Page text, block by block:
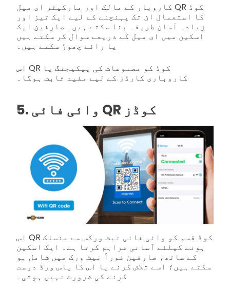
کاروبار کے مالک اور مارکیٹر ای میل QR کوڈ
کا استعمال ان تک پہنچنے کے لیے ایک تیز اور
زیادہ آسان طریقہ بنا سکتے ہیں۔ صارفین ایک
اسکین میں ای میل کے ذریعے سوال کر سکتے ہیں
یا رائے چھوڑ سکتے ہیں۔
اس QR کوڈ کو مصنوعات کی پیکیجنگ یا
کاروباری کارڈز کے لیے مفید ثابت ہوگا۔
5. وائی فائی QR کوڈز
اس QR کوڈ قسم کو وائی فائی نیٹ ورکس سے منسلک
ہونے کیلئے آسانی فراہم کرتا ہے۔ ایک اسکین
کے ساتھ، صارفین فوراً نیٹ ورک میں شامل ہو
سکتے ہیں؛ اسے تلاش کرنے یا اس کا پاس ورڈ درست
کرنے کی ضرورت نہیں ہوتی۔